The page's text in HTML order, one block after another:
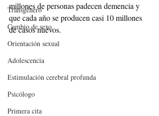
Transgénero
Cambio de sexo
Orientación sexual
Adolescencia
Estimulación cerebral profunda
Psicólogo
Primera cita
millones de personas padecen demencia y
que cada año se producen casi 10 millones
de casos nuevos.